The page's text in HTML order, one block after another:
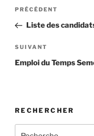
Navigation
l’article
Article
précédent
PRÉCÉDENT
Liste des
Article
suivant
SUIVANT
Emploi du Temps
RECHERCHER